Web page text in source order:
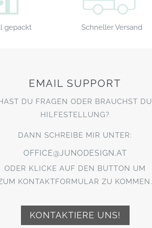
gepackt Schneller Versand
EMAIL SUPPORT
DU FRAGEN ODER BRAUCHST DU
HILFESTELLUNG?
DANN SCHREIBE MIR UNTER:
OFFICE@JUNODESIGN.AT
ODER KLICKE AUF DEN BUTTON UM
KONTAKTFORMULAR ZU KOMMEN.
KONTAKTIERE UNS!